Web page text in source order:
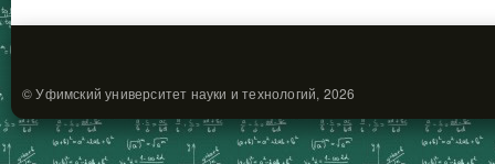
© Уфимский университет науки и технологий, 2026